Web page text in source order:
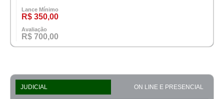
Lance Mínimo
R$ 350,00
Avaliação
R$ 700,00
JUDICIAL ON LINE E PRESENCIAL